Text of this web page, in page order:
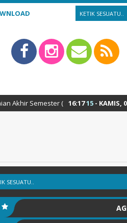
16:1716 - KAMIS,
(PAS) Ganjil akan dilaksanakan